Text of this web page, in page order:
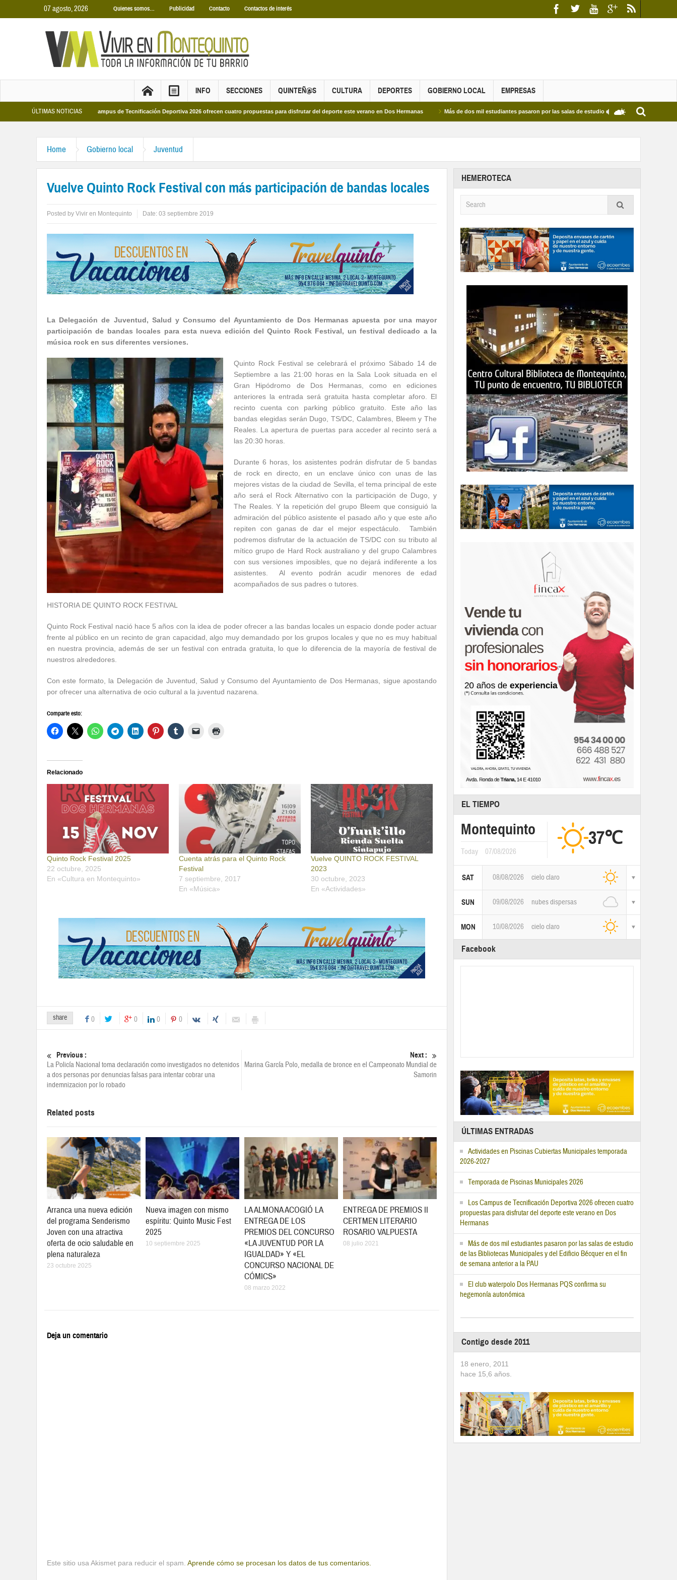
07 agosto, 2026 Quienes somos… Publicidad Contacto Contactos de interés
INFO SECCIONES QUINTEÑ@S CULTURA DEPORTES GOBIERNO LOCAL EMPRESAS
ÚLTIMAS NOTICIAS
2026 Los Campus de Tecnificación Deportiva 2026 ofrecen cuatro propuestas para disfrutar del deporte este verano en Dos Hermanas Más de dos mil estudiantes pasaron por las salas de estudio de las Bibliotecas Municipales y del
Home Gobierno local Juventud
Vuelve Quinto Rock Festival con más participación de bandas locales
Posted by Vivir en Montequinto Date: 03 septiembre 2019
La Delegación de Juventud, Salud y Consumo del Ayuntamiento de Dos Hermanas apuesta por una mayor
participación de bandas locales para esta nueva edición del Quinto Rock Festival, un festival dedicado a la
música rock en sus diferentes versiones.
Quinto Rock Festival se celebrará el próximo Sábado 14 de
Septiembre a las 21:00 horas en la Sala Look situada en el
Gran Hipódromo de Dos Hermanas, como en ediciones
anteriores la entrada será gratuita hasta completar aforo. El
recinto cuenta con parking público gratuito. Este año las
bandas elegidas serán Dugo, TS/DC, Calambres, Bleem y The
Reales. La apertura de puertas para acceder al recinto será a
las 20:30 horas.
Durante 6 horas, los asistentes podrán disfrutar de 5 bandas
de rock en directo, en un enclave único con unas de las
mejores vistas de la ciudad de Sevilla, el tema principal de este
año será el Rock Alternativo con la participación de Dugo, y
The Reales. Y la repetición del grupo Bleem que consiguió la
admiración del público asistente el pasado año y que este año
repiten con ganas de dar el mejor espectáculo. También
podremos disfrutar de la actuación de TS/DC con su tributo al
mítico grupo de Hard Rock australiano y del grupo Calambres
con sus versiones imposibles, que no dejará indiferente a los
asistentes. Al evento podrán acudir menores de edad
acompañados de sus padres o tutores.
HISTORIA DE QUINTO ROCK FESTIVAL
Quinto Rock Festival nació hace 5 años con la idea de poder ofrecer a las bandas locales un espacio donde poder actuar
frente al público en un recinto de gran capacidad, algo muy demandado por los grupos locales y que no es muy habitual
en nuestra provincia, además de ser un festival con entrada gratuita, lo que lo diferencia de la mayoría de festival de
nuestros alrededores.
Con este formato, la Delegación de Juventud, Salud y Consumo del Ayuntamiento de Dos Hermanas, sigue apostando
por ofrecer una alternativa de ocio cultural a la juventud nazarena.
Comparte esto:
Relacionado
Quinto Rock Festival 2025
22 octubre, 2025
En «Cultura en Montequinto»
Cuenta atrás para el Quinto Rock
Festival
7 septiembre, 2017
En «Música»
Vuelve QUINTO ROCK FESTIVAL
2023
30 octubre, 2023
En «Actividades»
share 0 0 0 0
Previous :
La Policía Nacional toma declaración como investigados no detenidos
a dos personas por denuncias falsas para intentar cobrar una
indemnizacion por lo robado
Next :
Marina García Polo, medalla de bronce en el Campeonato Mundial de
Samorin
Related posts
Arranca una nueva edición
del programa Senderismo
Joven con una atractiva
oferta de ocio saludable en
plena naturaleza
23 octubre 2025
Nueva imagen con mismo
espíritu: Quinto Music Fest
2025
10 septiembre 2025
LA ALMONA ACOGIÓ LA
ENTREGA DE LOS
PREMIOS DEL CONCURSO
«LA JUVENTUD POR LA
IGUALDAD» Y «EL
CONCURSO NACIONAL DE
CÓMICS»
08 marzo 2022
ENTREGA DE PREMIOS II
CERTMEN LITERARIO
ROSARIO VALPUESTA
08 julio 2021
Deja un comentario
Este sitio usa Akismet para reducir el spam. Aprende cómo se procesan los datos de tus comentarios.
HEMEROTECA
EL TIEMPO
Montequinto
Today 07/08/2026
37℃
SAT 08/08/2026 cielo claro
SUN 09/08/2026 nubes dispersas
MON 10/08/2026 cielo claro
Facebook
ÚLTIMAS ENTRADAS
Actividades en Piscinas Cubiertas Municipales temporada
2026-2027
Temporada de Piscinas Municipales 2026
Los Campus de Tecnificación Deportiva 2026 ofrecen cuatro
propuestas para disfrutar del deporte este verano en Dos
Hermanas
Más de dos mil estudiantes pasaron por las salas de estudio
de las Bibliotecas Municipales y del Edificio Bécquer en el fin
de semana anterior a la PAU
El club waterpolo Dos Hermanas PQS confirma su
hegemonía autonómica
Contigo desde 2011
18 enero, 2011
hace 15,6 años.